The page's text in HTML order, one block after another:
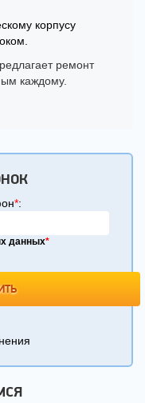
корпусу
ремонт
каждому.
*:
данных*